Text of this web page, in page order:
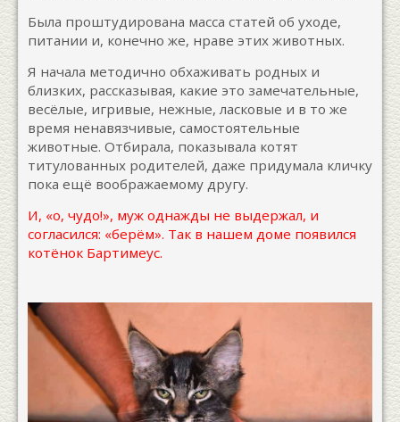
Была проштудирована масса статей об уходе,
питании и, конечно же, нраве этих животных.
Я начала методично обхаживать родных и
близких, рассказывая, какие это замечательные,
весёлые, игривые, нежные, ласковые и в то же
время ненавязчивые, самостоятельные
животные. Отбирала, показывала котят
титулованных родителей, даже придумала кличку
пока ещё воображаемому другу.
И, «о, чудо!», муж однажды не выдержал, и
согласился: «берём». Так в нашем доме появился
котёнок Бартимеус.